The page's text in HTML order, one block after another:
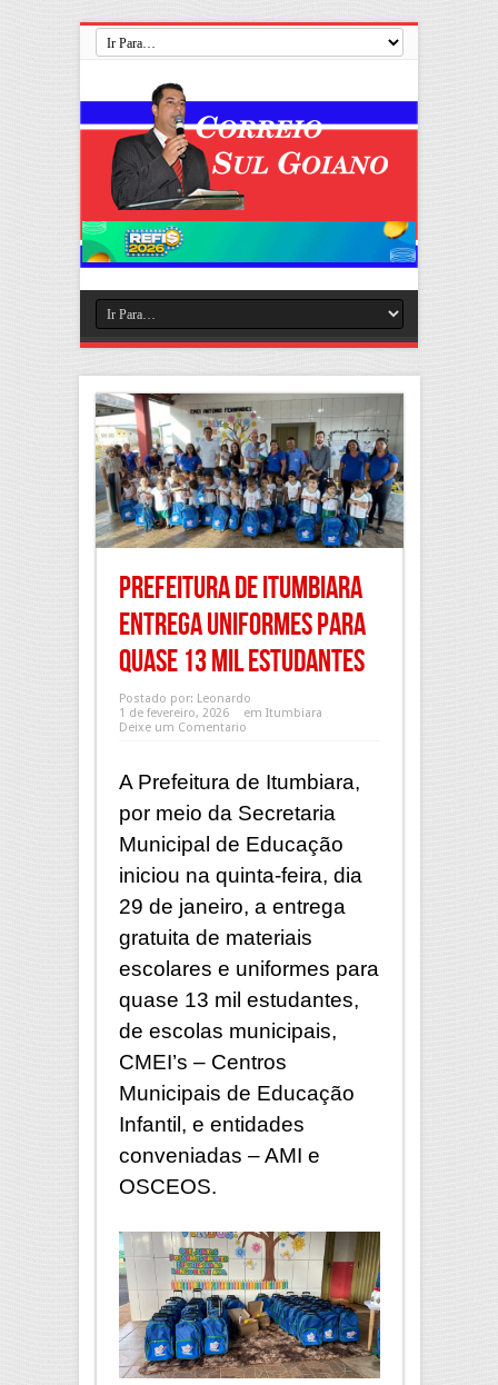
Prefeitura de Itumbiara
entrega uniformes para
quase 13 mil estudantes
Postado por: Leonardo
1 de fevereiro, 2026
em Itumbiara
Deixe um Comentario
A Prefeitura de Itumbiara,
por meio da Secretaria
Municipal de Educação
iniciou na quinta-feira, dia
29 de janeiro, a entrega
gratuita de materiais
escolares e uniformes para
quase 13 mil estudantes,
de escolas municipais,
CMEI’s – Centros
Municipais de Educação
Infantil, e entidades
conveniadas – AMI e
OSCEOS.